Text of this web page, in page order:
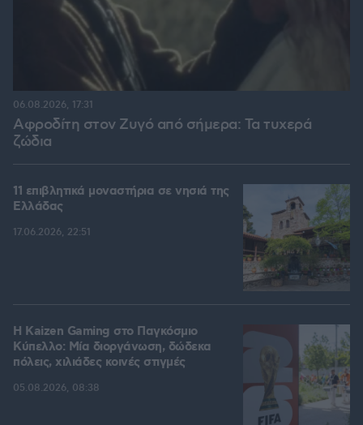
Αφροδίτη στον Ζυγό από σήμερα: Τα τυχερά
ζώδια
06.08.2026, 17:31
11 επιβλητικά μοναστήρια σε νησιά της
Ελλάδας
17.06.2026, 22:51
H Kaizen Gaming στο Παγκόσμιο
Kύπελλο: Μία διοργάνωση, δώδεκα
πόλεις, χιλιάδες κοινές στιγμές
05.08.2026, 08:38